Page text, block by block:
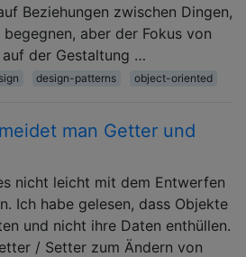
Beziehungen zwischen Dingen,
aber der Fokus von
auf der Gestaltung …
design-patterns object-oriented
man Getter und
nicht leicht mit dem Entwerfen
Ich habe gelesen, dass Objekte
und nicht ihre Daten enthüllen.
/ Setter zum Ändern von